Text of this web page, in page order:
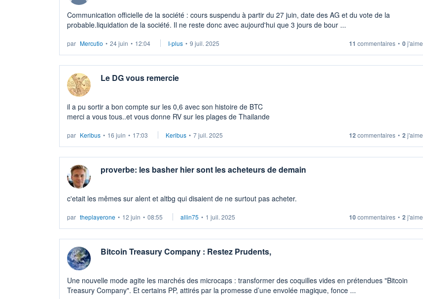
Communication officielle de la société : cours suspendu à partir du 27 juin, date des AG et du vote de la
probable.liquidation de la société. Il ne reste donc avec aujourd'hui que 3 jours de bour ...
par Mercutio • 24 juin • 12:04 I-plus • 9 juil. 2025 11 commentaires • 0j'aime
Le DG vous remercie
il a pu sortir a bon compte sur les 0,6 avec son histoire de BTC
merci a vous tous..et vous donne RV sur les plages de Thailande
par Keribus • 16 juin • 17:03 Keribus • 7 juil. 2025 12 commentaires • 2 j'aime
proverbe: les basher hier sont les acheteurs de demain
c'etait les mêmes sur alent et altbg qui disaient de ne surtout pas acheter.
par theplayerone • 12 juin • 08:55 allin75 • 1 juil. 2025 10commentaires • 2 j'aime
Bitcoin Treasury Company : Restez Prudents,
Une nouvelle mode agite les marchés des microcaps : transformer des coquilles vides en prétendues "Bitcoin
Treasury Company". Et certains PP, attirés par la promesse d’une envolée magique, fonce ...